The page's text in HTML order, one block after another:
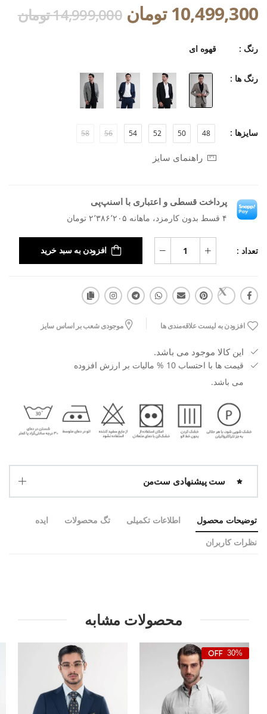
10,499,300 تومان 14,999,000 تومان
رنگ : قهوه ای
رنگ ها :
سایزها : 48
50
52
54
56
58
راهنمای سایز
پرداخت قسطی و اعتباری با اسنپ‌پی
۴ قسط بدون کارمزد، ماهانه ۲٬۳۸۶٬۲۰۵ تومان
تعداد : افزودن به سبد خرید
افزودن به لیست علاقه‌مندی ها موجودی شعب بر اساس سایز
این کالا موجود می باشد.
قیمت ها با احتساب 10 % مالیات بر ارزش افزوده
می باشد.
ست پیشنهادی ست‌من
توضیحات محصول اطلاعات تکمیلی تگ محصولات ایده
نظرات کاربران
محصولات مشابه
30%